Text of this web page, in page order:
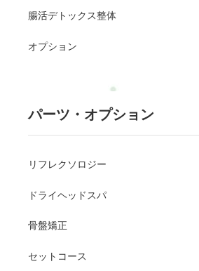
腸活デトックス整体
オプション
パーツ・オプション
リフレクソロジー
ドライヘッドスパ
骨盤矯正
セットコース